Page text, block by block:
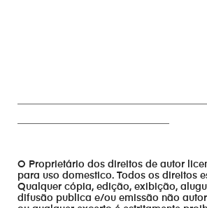
O Proprietário dos direitos de autor
para uso domestico. Todos os direitos
Qualquer cópia, edição, exibição,
difusão publica e/ou emissão não